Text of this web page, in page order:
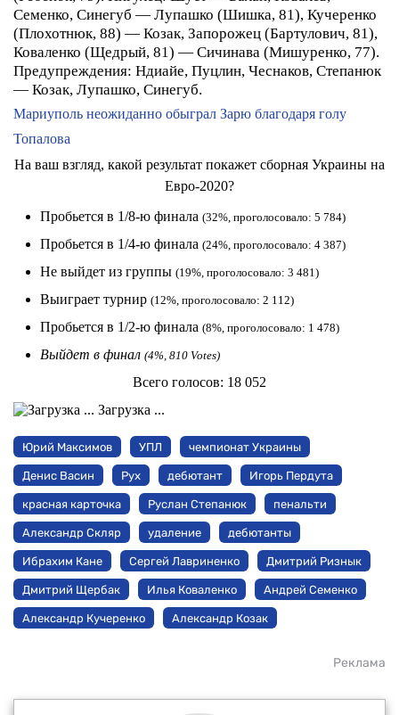
Семенко, Синегуб — Лупашко (Шишка, 81), Кучеренко
(Плохотнюк, 88) — Козак, Запорожец (Бартулович, 81),
Коваленко (Щедрый, 81) — Сичинава (Мишуренко, 77).
Предупреждения: Ндиайе, Пуцлин, Чеснаков, Степанюк
— Козак, Лупашко, Синегуб.
Мариуполь неожиданно обыграл Зарю благодаря голу
Топалова
На ваш взгляд, какой результат покажет сборная Украины на
Евро-2020?
Пробьется в 1/8-ю финала (32%, проголосовало: 5 784)
Пробьется в 1/4-ю финала (24%, проголосовало: 4 387)
Не выйдет из группы (19%, проголосовало: 3 481)
Выиграет турнир (12%, проголосовало: 2 112)
Пробьется в 1/2-ю финала (8%, проголосовало: 1 478)
Выйдет в финал (4%, 810 Votes)
Всего голосов: 18 052
Загрузка ...
Юрий Максимов УПЛ чемпионат Украины
Денис Васин Рух дебютант Игорь Пердута
красная карточка Руслан Степанюк пенальти
Александр Скляр удаление дебютанты
Ибрахим Кане Сергей Лавриненко Дмитрий Ризнык
Дмитрий Щербак Илья Коваленко Андрей Семенко
Александр Кучеренко Александр Козак
Реклама